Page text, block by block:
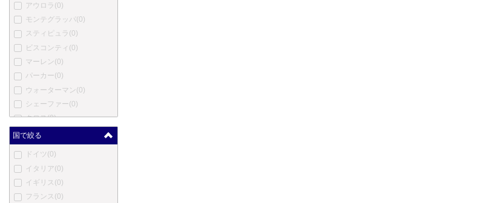
アウロラ (0)
モンテグラッパ(0)
スティピュラ (0)
ビスコンティ (0)
マーレン (0)
パーカー(0)
ウォーターマン (0)
シェーファー(0)
クロス(0)
モンテベルデ
ヤード・オ・レッド(0)
カルティエ (0)
国で絞る
ドイツ (0)
イタリア(0)
イギリス (0)
フランス (0)